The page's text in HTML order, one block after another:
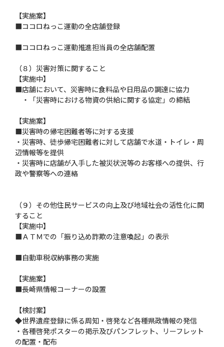
【実施案】
■ココロねっこ運動の全店舗登録
■ココロねっこ運動推進担当員の全店舗配置
（８）災害対策に関すること
【実施中】
■店舗において、災害時に食料品や日用品の調達に協力
・「災害時における物資の供給に関する協定」の締結
【実施案】
■災害時の帰宅困難者等に対する支援
・災害時、徒歩帰宅困難者に対して店舗で水道・トイレ・周
辺情報等を提供
・災害時に店舗が入手した被災状況等のお客様への提供、行
政や警察等への連絡
（９）その他住民サービスの向上及び地域社会の活性化に関
すること
【実施中】
■ＡＴＭでの「振り込め詐欺の注意喚起」の表示
■自動車税収納事務の実施
【実施案】
■長崎県情報コーナーの設置
【検討案】
◆世界遺産登録に係る周知・啓発など各種県政情報の発信
・各種啓発ポスターの掲示及びパンフレット、リーフレット
の配置・配布